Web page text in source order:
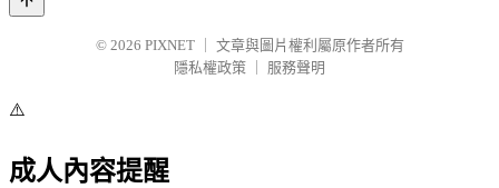
© 2026 PIXNET
文章與圖片權利屬原作者所有
隱私權政策
服務聲明
⚠️
成人內容提醒